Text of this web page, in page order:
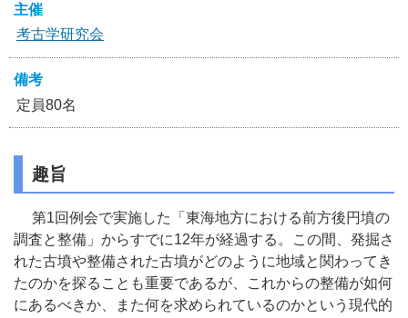
主催
考古学研究会
備考
定員80名
趣旨
第1回例会で実施した「東海地方における前方後円墳の
調査と整備」からすでに12年が経過する。この間、発掘さ
れた古墳や整備された古墳がどのように地域と関わってき
たのかを探ることも重要であるが、これからの整備が如何
にあるべきか、また何を求められているのかという現代的